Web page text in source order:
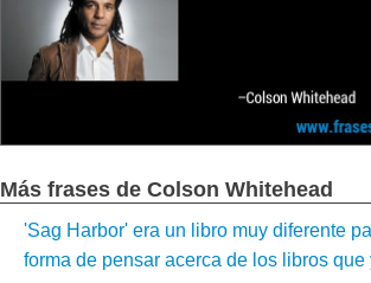
Más frases de Colson Whitehead
'Sag Harbor' era un libro muy diferente
forma de pensar acerca de los libros que